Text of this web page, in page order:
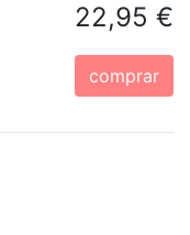
22,95 €
comprar